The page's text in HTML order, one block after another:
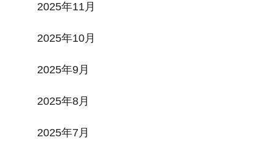
2025年11月
2025年10月
2025年9月
2025年8月
2025年7月